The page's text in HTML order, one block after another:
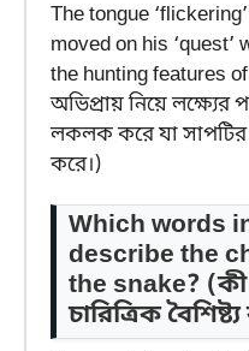
The tongue
moved on his ‘quest’
the hunting features
অভিপ্রায় নিয়ে
লকলক করে যা সাপটির
করে।)
Which words
describe the
the snake?
চারিত্রিক